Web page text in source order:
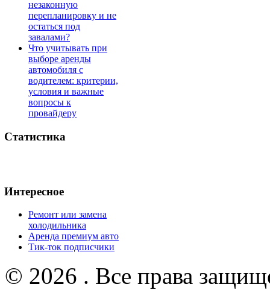
незаконную
перепланировку и не
остаться под
завалами?
Что учитывать при
выборе аренды
автомобиля с
водителем: критерии,
условия и важные
вопросы к
провайдеру
Статистика
Интересное
Ремонт или замена
холодильника
Аренда премиум авто
Тик-ток подписчики
© 2026 . Все права